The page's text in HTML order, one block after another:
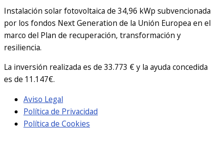
Instalación solar fotovoltaica de 34,96 kWp subvencionada
por los fondos Next Generation de la Unión Europea en el
marco del Plan de recuperación, transformación y
resiliencia.
La inversión realizada es de 33.773 € y la ayuda concedida
es de 11.147€.
Aviso Legal
Política de Privacidad
Política de Cookies